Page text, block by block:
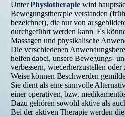
UnterPhysiotherapie wird
Bewegungstherapie verstanden
bezeichnet), die nur von
durchgeführt werden kann. Es
Massagen und physikalische
Die verschiedenen
helfen dabei, unsere Bewegungs-
verbessern, wiederherzustellen
Weise können Beschwerden
Sie dient als eine sinnvolle
einer operativen, bzw.
Dazu gehören sowohl aktive als
Bei der aktiven Therapie werden